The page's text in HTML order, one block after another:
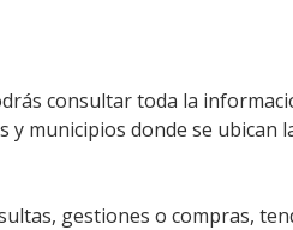
consultar toda la
municipios donde se ubican
gestiones o compras,